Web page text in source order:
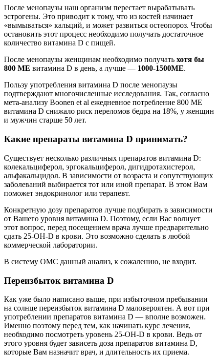
После менопаузы наш организм перестает вырабатывать
эстрогены. Это приводит к тому, что из костей начинает
«вымываться» кальций, и может развиться остеопороз. Чтобы
остановить этот процесс необходимо получать достаточное
количество витамина D с пищей.
После менопаузы женщинам необходимо получать хотя бы
800 МЕ витамина D в день, а лучше — 1000-1500МЕ.
Пользу употребления витамина D после менопаузы
подтверждают многочисленные исследования. Так, согласно
мета-анализу Boonen et al ежедневное потребление 800 МЕ
витамина D снижало риск переломов бедра на 18%, у женщин
и мужчин старше 50 лет.
Какие препараты витамина D принимать?
Существует несколько различных препаратов витамина D:
колекальциферол, эргокальциферол, дигидротахистерол,
альфакальцидол. В зависимости от возраста и сопутствующих
заболеваний выбирается тот или иной препарат. В этом Вам
поможет эндокринолог или терапевт.
Конкретную дозу препаратов лучше подбирать в зависимости
от Вашего уровня витамина D. Поэтому, если Вас волнует
этот вопрос, перед посещением врача лучше предварительно
сдать 25-ОН-D в крови. Это возможно сделать в любой
коммерческой лаборатории.
В систему ОМС данный анализ, к сожалению, не входит.
Переизбыток витамина D
Как уже было написано выше, при избыточном пребывании
на солнце переизбыток витамина D маловероятен. А вот при
употреблении препаратов витамина D — вполне возможен.
Именно поэтому перед тем, как начинать курс лечения,
необходимо посмотреть уровень 25-ОН-D в крови. Ведь от
этого уровня будет зависеть доза препаратов витамина D,
которые Вам назначит врач, и длительность их приема.